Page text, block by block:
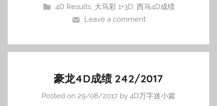
4D Results, 大马彩 1+3D,西马4D成绩
Leave a comment
豪龙4D成绩 242/2017
Posted on 29/08/2017 by 4D万字迷小篇